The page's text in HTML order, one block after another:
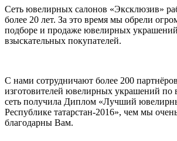
Сеть ювелирных салонов «Эксклюзив»
более 20 лет. За это время мы обрели
подборе и продаже ювелирных
взыскательных покупателей.
С нами сотрудничают более 200 партнёров
изготовителей ювелирных украшений по
сеть получила Диплом «Лучший
Республике татарстан-2016», чем мы
благодарны Вам.